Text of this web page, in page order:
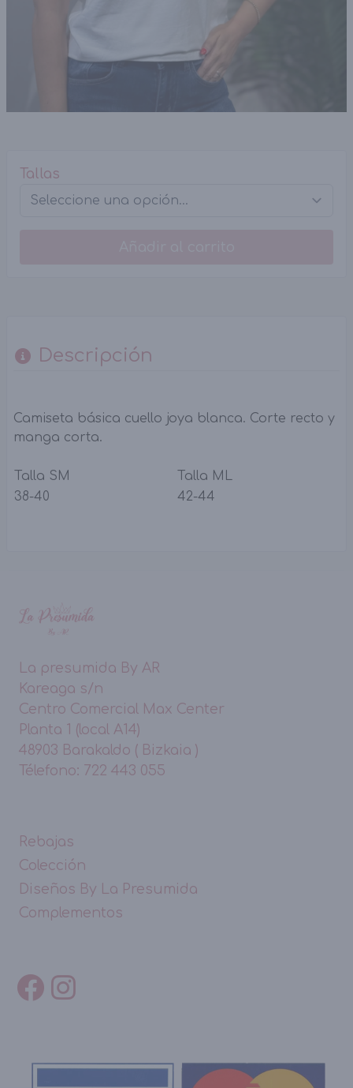
Tallas
Descripción
Camiseta básica cuello joya blanca. Corte recto y
manga corta.
Talla SM
Talla ML
38-40
42-44
La presumida By AR
Kareaga s/n
Centro Comercial Max Center
Planta 1 (local A14)
48903 Barakaldo ( Bizkaia )
Télefono: 722 443 055
Rebajas
Colección
Diseños By La Presumida
Complementos